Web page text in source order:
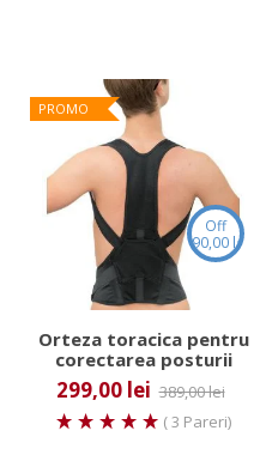
PROMO
Off
90,00 lei
Orteza toracica pentru
corectarea posturii
Mediroyal EXTO Light
299,00 lei 389,00 lei
( 3 Pareri)